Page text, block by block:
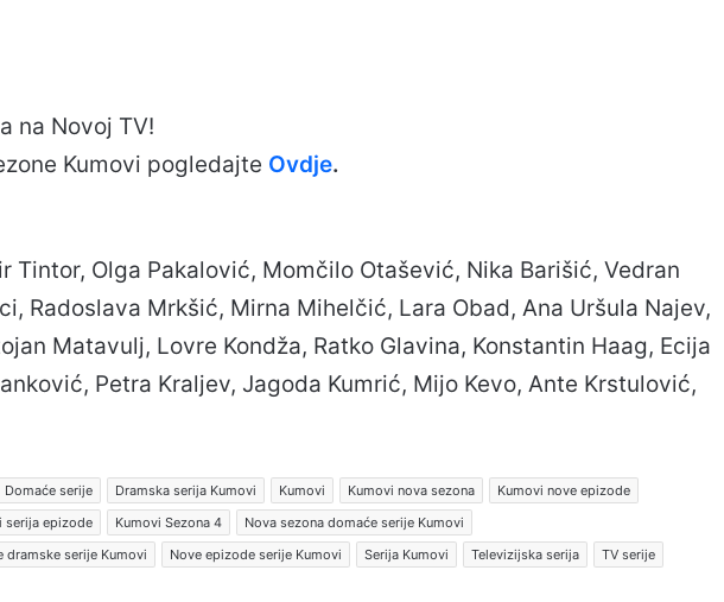
na Novoj TV!
Kumovi pogledajte Ovdje.
Tintor, Olga Pakalović, Momčilo Otašević, Nika Barišić, Vedran
Radoslava Mrkšić, Mirna Mihelčić, Lara Obad, Ana Uršula Najev,
Matavulj, Lovre Kondža, Ratko Glavina, Konstantin Haag, Ecija
Petra Kraljev, Jagoda Kumrić, Mijo Kevo, Ante Krstulović,
Domaće serije Dramska serija Kumovi Kumovi Kumovi nova sezona
Kumovi nove epizode
serija epizode Kumovi Sezona 4
Nova sezona domaće serije Kumovi
dramske serije Kumovi
Nove epizode serije Kumovi Serija Kumovi Televizijska serija
TV serije